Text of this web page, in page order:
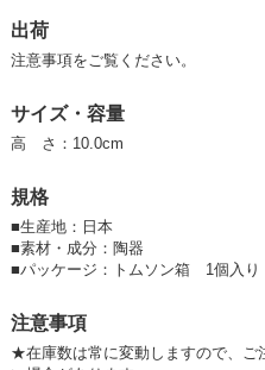
わんこ、ねこ、うさぎなど、人気
す。
心安らぐなごみの雰囲気も演出で
す。
出荷
注意事項をご覧ください。
サイズ・容量
高 さ：10.0cm
規格
■生産地：日本
■素材・成分：陶器
■パッケージ：トムソン箱 1個入り
注意事項
★在庫数は常に変動しますので、ご